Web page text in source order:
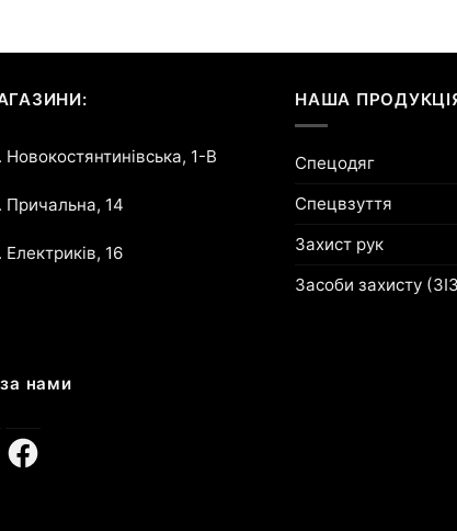
Новокостянтинівська, 1-В
Причальна, 14
Електриків, 16
НАША
Спецодяг
Спецвзуття
Захист рук
Засоби захисту
нами
Facebook